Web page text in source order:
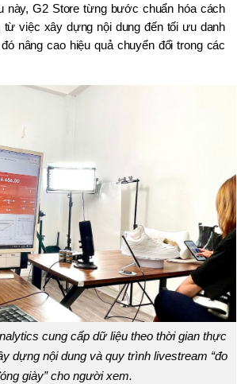
này, G2 Store từng bước chuẩn hóa cách
từ việc xây dựng nội dung đến tối ưu danh
nâng cao hiệu quả chuyển đổi trong các
cung cấp dữ liệu theo thời gian thực
dựng nội dung và quy trình livestream “đo
giày” cho người xem.